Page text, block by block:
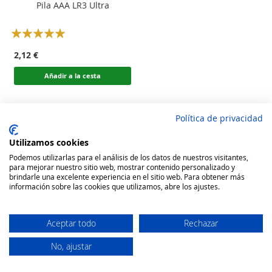
Pila AAA LR3 Ultra
Rating:
2,12 €
Añadir a la cesta
Política de privacidad
Utilizamos cookies
Podemos utilizarlas para el análisis de los datos de nuestros visitantes,
para mejorar nuestro sitio web, mostrar contenido personalizado y
brindarle una excelente experiencia en el sitio web. Para obtener más
información sobre las cookies que utilizamos, abre los ajustes.
Aceptar todo Rechazar
No, ajustar